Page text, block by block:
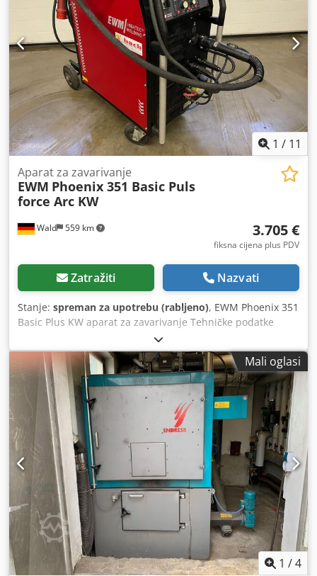
3.900 mm, duljina prostora za utovar:7.600 mm
utovarnog prostora:2.400 mm, visina utovarnog prostora:
1.600 mm
, Godina proizvodnje:2015, Oprema:ABS, grijač
za parkiranje, klima uređaj, tempomat,
1 / 11
Wald 559 km
Aparat za zavarivanje
EWM Phoenix 351 Basic Puls
force Arc KW
3.705 €
fiksna cijena plus PDV
Zatražiti Nazvati
Stanje: spreman za upotrebu (rabljeno), EWM Phoenix 351
Basic Plus KW aparat za zavarivanje Tehničke podatke
pogledajte na slici br. 2. Slobodno nas posjetite za
razgledavanje uređaja. Rado ćemo organizirati povoljnu
špediciju za vas! Dobit ćete uredan račun. Za strane kupce
može se izdati i neto račun. Preduvjet je valjani PDV
identifikacijski broj. Prodaja uz mogućnost prethodne
prodaje. Dcsdpfxjyh Az As Aivjk Posjetite našu trgovinu i
pogledajte i ostale naše ponude. Navedena imena tvrtki i
zaštitni znakovi vlasništvo su njihovih vlasnika i služe samo
za identifikaciju i opis proizvoda. Moguća su odstupanja u
tehničkim podacima te zadržavamo pravo na pogreške u
opisu artikla.
Mali oglasi
1 /4